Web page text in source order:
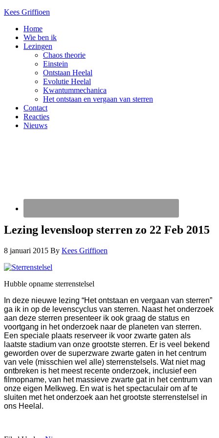
Kees Griffioen
Home
Wie ben ik
Lezingen
Chaos theorie
Einstein
Ontstaan Heelal
Evolutie Heelal
Kwantummechanica
Het ontstaan en vergaan van sterren
Contact
Reacties
Nieuws
Lezing levensloop sterren zo 22 Feb 2015
8 januari 2015 By Kees Griffioen
Hubble opname sterrenstelsel
In deze nieuwe lezing “Het ontstaan en vergaan van sterren”
ga ik in op de levenscyclus van sterren. Naast het onderzoek
aan deze sterren presenteer ik ook graag de status en
voortgang in het onderzoek naar de planeten van sterren.
Een speciale plaats reserveer ik voor zwarte gaten als
laatste stadium van onze grootste sterren. Er is veel bekend
geworden over de superzware zwarte gaten in het centrum
van vele (misschien wel alle) sterrenstelsels. Wat niet mag
ontbreken is het meest recente onderzoek, inclusief een
filmopname, van het massieve zwarte gat in het centrum van
onze eigen Melkweg. En wat is het spectaculair om af te
sluiten met het onderzoek aan het grootste sterrenstelsel in
ons Heelal.